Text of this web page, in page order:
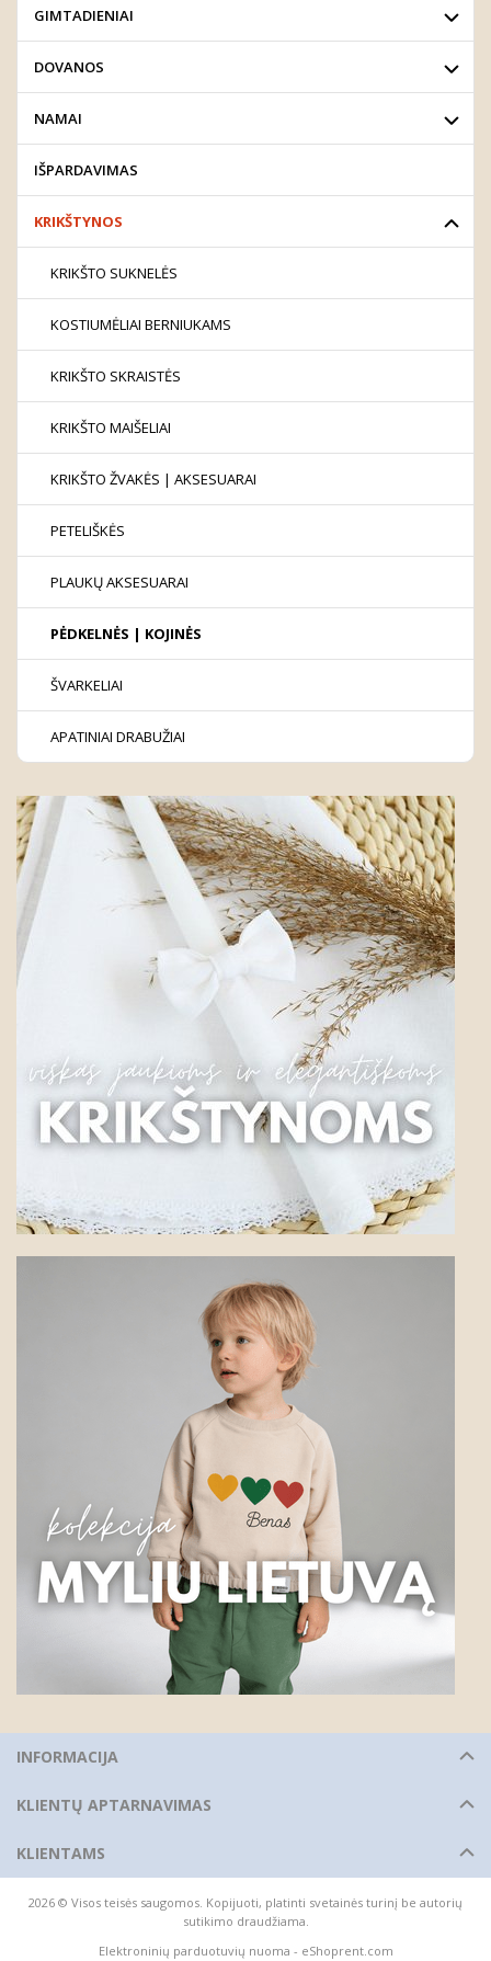
GIMTADIENIAI
DOVANOS
NAMAI
IŠPARDAVIMAS
KRIKŠTYNOS
KRIKŠTO SUKNELĖS
KOSTIUMĖLIAI BERNIUKAMS
KRIKŠTO SKRAISTĖS
KRIKŠTO MAIŠELIAI
KRIKŠTO ŽVAKĖS | AKSESUARAI
PETELIŠKĖS
PLAUKŲ AKSESUARAI
PĖDKELNĖS | KOJINĖS
ŠVARKELIAI
APATINIAI DRABUŽIAI
INFORMACIJA
KLIENTŲ APTARNAVIMAS
KLIENTAMS
2026 © Visos teisės saugomos. Kopijuoti, platinti svetainės turinį be autorių
sutikimo draudžiama.
Elektroninių parduotuvių nuoma - eShoprent.com